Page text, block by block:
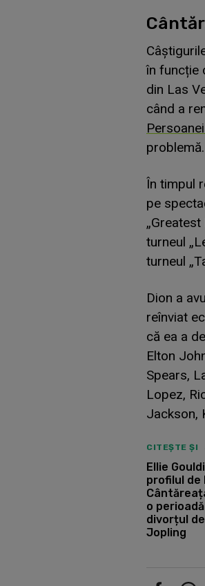
în funcție
din Las
când a
problemă.
În timpul
pe
turneul
turneul
Dion a
reînviat
că ea a
Elton
Spears,
Lopez,
Jackson,
CITEȘTE ȘI
Ellie
profilul de
o
divorțul
Jopling